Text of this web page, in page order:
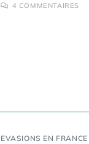
4 COMMENTAIRES
EVASIONS EN FRANCE